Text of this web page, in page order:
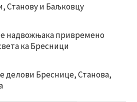
Станову и Баљковцу
надвожњака привремено
ка Бресници
делови Бреснице, Станова,